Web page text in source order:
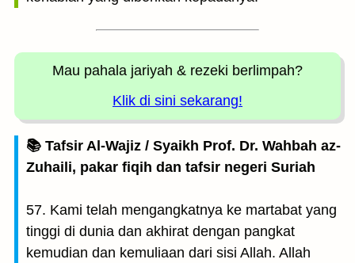
Mau pahala jariyah & rezeki berlimpah?
Klik di sini sekarang!
📚 Tafsir Al-Wajiz / Syaikh Prof. Dr. Wahbah az-
Zuhaili, pakar fiqih dan tafsir negeri Suriah
57. Kami telah mengangkatnya ke martabat yang
tinggi di dunia dan akhirat dengan pangkat
kemudian dan kemuliaan dari sisi Allah. Allah